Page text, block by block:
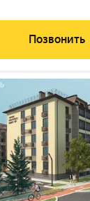
Позвонить